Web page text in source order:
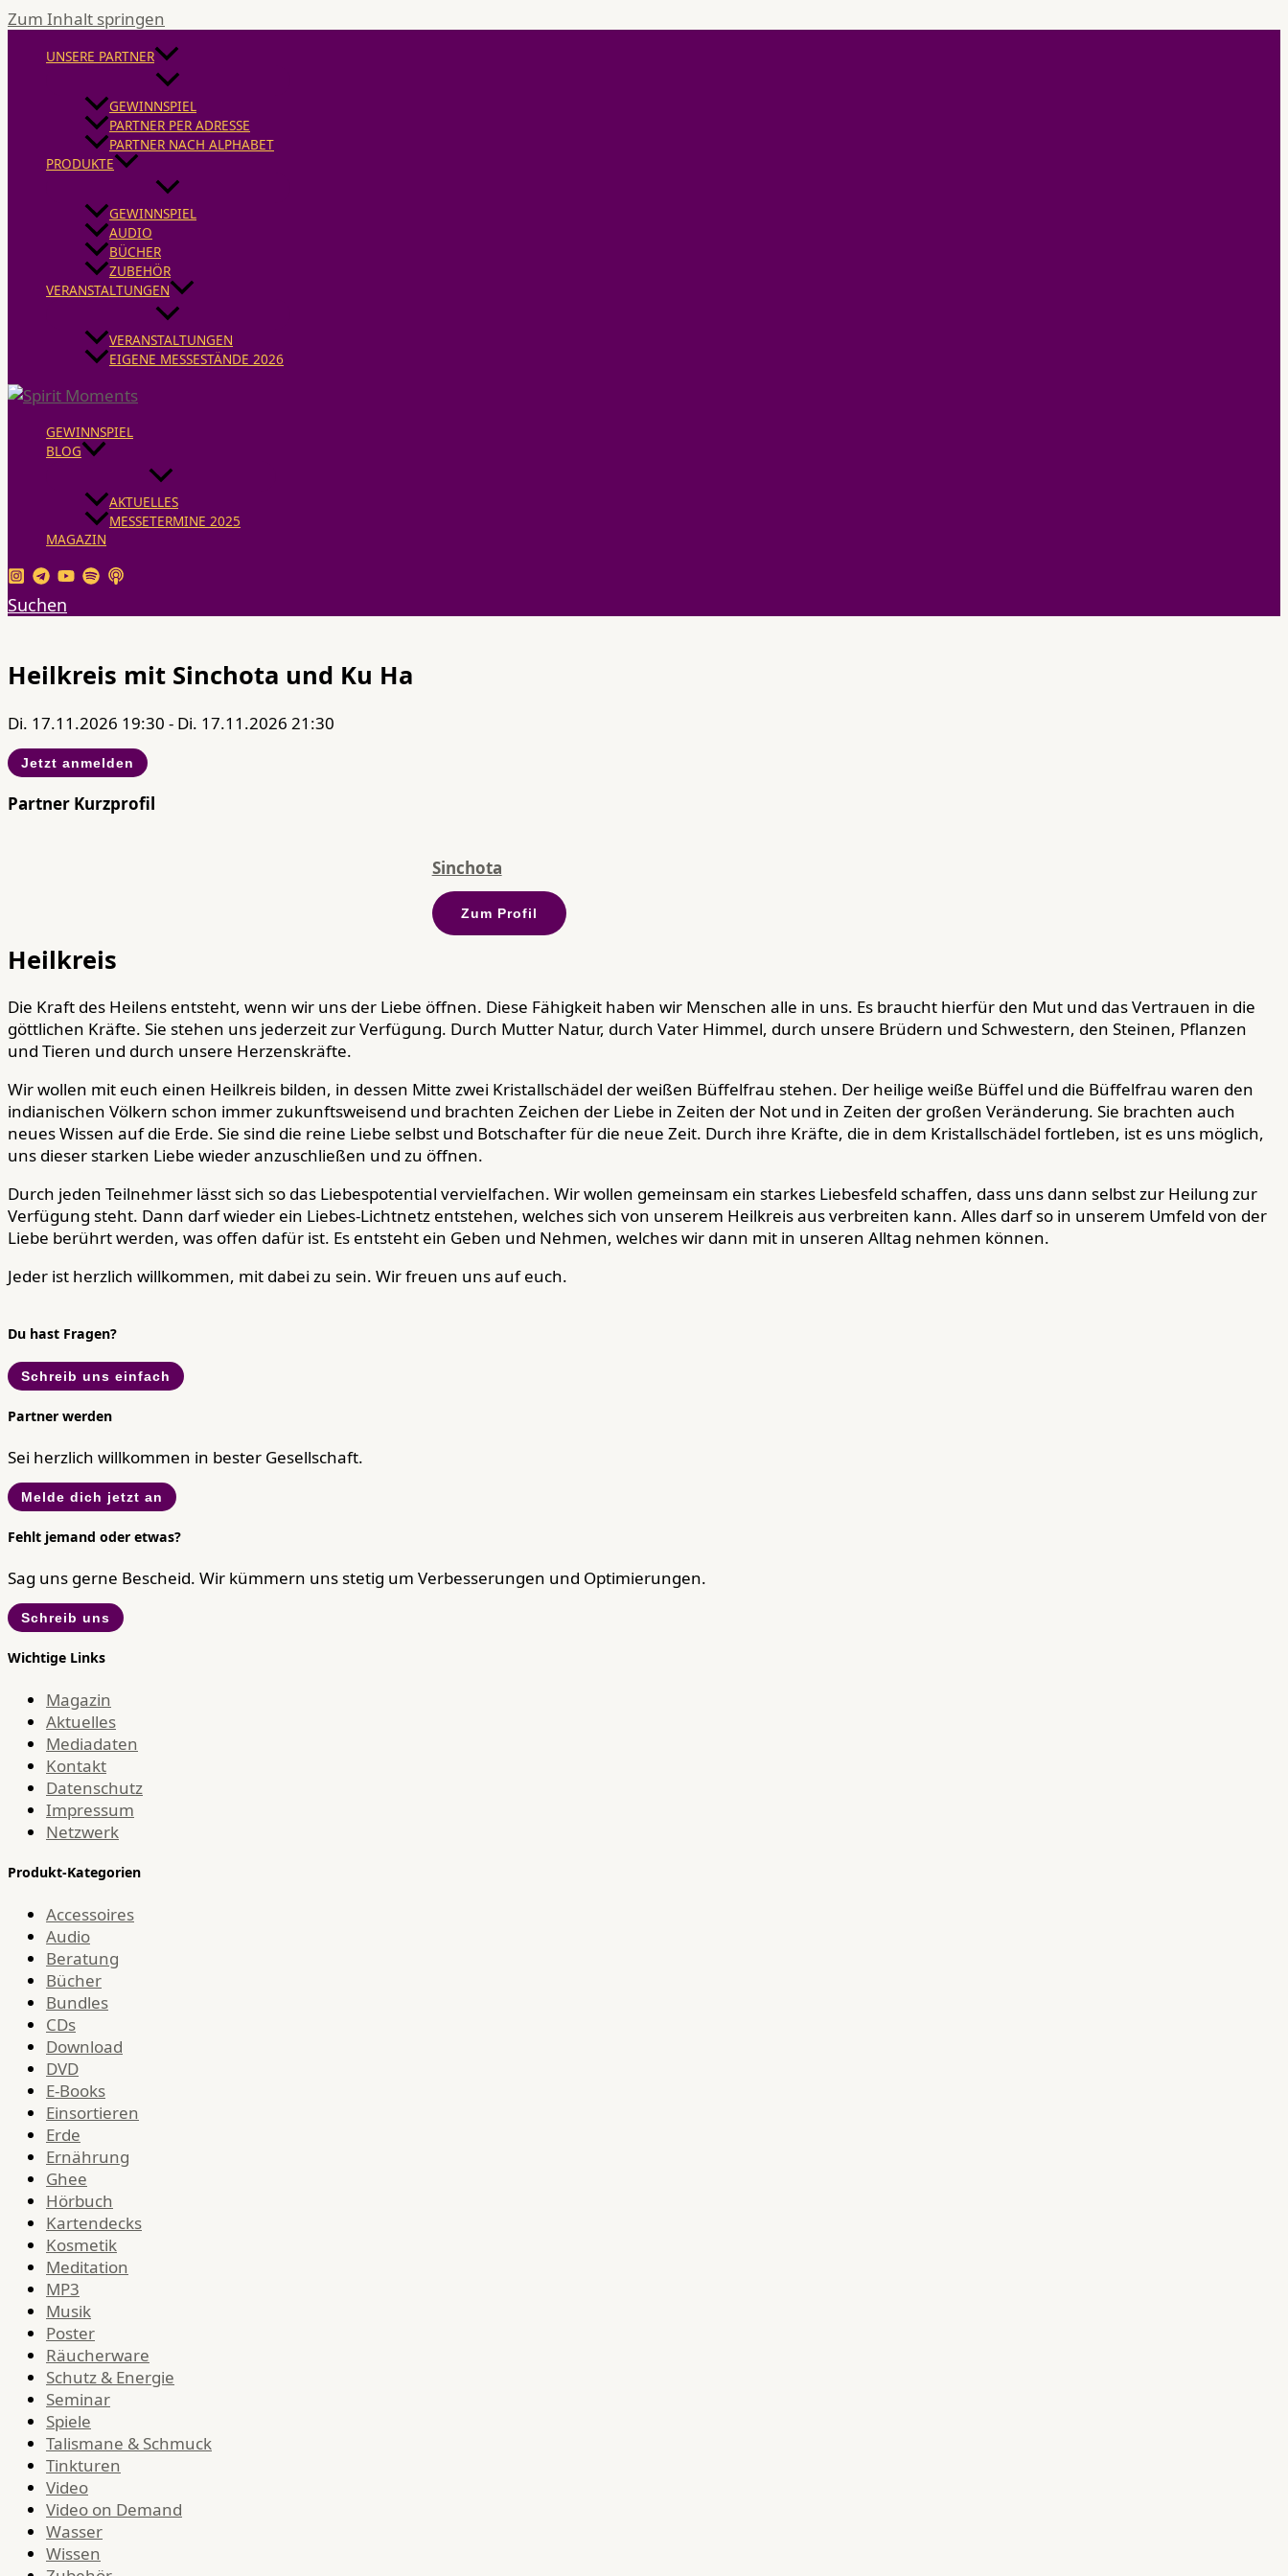
Zum Inhalt springen
UNSERE PARTNER
GEWINNSPIEL
PARTNER PER ADRESSE
PARTNER NACH ALPHABET
PRODUKTE
GEWINNSPIEL
AUDIO
BÜCHER
ZUBEHÖR
VERANSTALTUNGEN
VERANSTALTUNGEN
EIGENE MESSESTÄNDE 2026
GEWINNSPIEL
BLOG
AKTUELLES
MESSETERMINE 2025
MAGAZIN
Suchen
Heilkreis mit Sinchota und Ku Ha
Di. 17.11.2026 19:30 - Di. 17.11.2026 21:30
Jetzt anmelden
Partner Kurzprofil
Sinchota
Zum Profil
Heilkreis
Die Kraft des Heilens entsteht, wenn wir uns der Liebe öffnen. Diese Fähigkeit haben wir Menschen alle in uns. Es braucht hierfür den Mut und das Vertrauen in die
göttlichen Kräfte. Sie stehen uns jederzeit zur Verfügung. Durch Mutter Natur, durch Vater Himmel, durch unsere Brüdern und Schwestern, den Steinen, Pflanzen
und Tieren und durch unsere Herzenskräfte.
Wir wollen mit euch einen Heilkreis bilden, in dessen Mitte zwei Kristallschädel der weißen Büffelfrau stehen. Der heilige weiße Büffel und die Büffelfrau waren den
indianischen Völkern schon immer zukunftsweisend und brachten Zeichen der Liebe in Zeiten der Not und in Zeiten der großen Veränderung. Sie brachten auch
neues Wissen auf die Erde. Sie sind die reine Liebe selbst und Botschafter für die neue Zeit. Durch ihre Kräfte, die in dem Kristallschädel fortleben, ist es uns möglich,
uns dieser starken Liebe wieder anzuschließen und zu öffnen.
Durch jeden Teilnehmer lässt sich so das Liebespotential vervielfachen. Wir wollen gemeinsam ein starkes Liebesfeld schaffen, dass uns dann selbst zur Heilung zur
Verfügung steht. Dann darf wieder ein Liebes-Lichtnetz entstehen, welches sich von unserem Heilkreis aus verbreiten kann. Alles darf so in unserem Umfeld von der
Liebe berührt werden, was offen dafür ist. Es entsteht ein Geben und Nehmen, welches wir dann mit in unseren Alltag nehmen können.
Jeder ist herzlich willkommen, mit dabei zu sein. Wir freuen uns auf euch.
Du hast Fragen?
Schreib uns einfach
Partner werden
Sei herzlich willkommen in bester Gesellschaft.
Melde dich jetzt an
Fehlt jemand oder etwas?
Sag uns gerne Bescheid. Wir kümmern uns stetig um Verbesserungen und Optimierungen.
Schreib uns
Wichtige Links
Magazin
Aktuelles
Mediadaten
Kontakt
Datenschutz
Impressum
Netzwerk
Produkt-Kategorien
Accessoires
Audio
Beratung
Bücher
Bundles
CDs
Download
DVD
E-Books
Einsortieren
Erde
Ernährung
Ghee
Hörbuch
Kartendecks
Kosmetik
Meditation
MP3
Musik
Poster
Räucherware
Schutz & Energie
Seminar
Spiele
Talismane & Schmuck
Tinkturen
Video
Video on Demand
Wasser
Wissen